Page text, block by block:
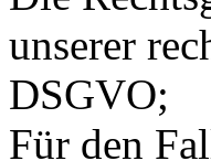
unserer
DSGVO;
Für den